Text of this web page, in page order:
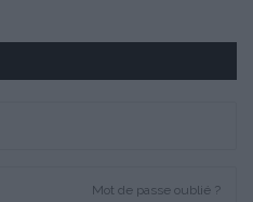
Mot de passe oublié ?